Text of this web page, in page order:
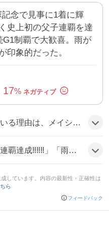
念で見事に1着に輝
史上初の父子連覇を達
制覇で大歓喜。雨が
印象的だった。
17%
、豪雨の中でのドラマティックなレース展開がファンの期待感を高めたためだろう。
多数。ユーザーは「感動した」「最高のレースだった」と盛り上がっている様子だ。
しています。内容の最新性・正確性は
ら
フィードバック